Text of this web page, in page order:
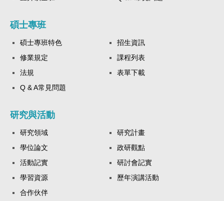
碩士專班
碩士專班特色
招生資訊
修業規定
課程列表
法規
表單下載
Q & A常見問題
研究與活動
研究領域
研究計畫
學位論文
政研觀點
活動記實
研討會記實
學習資源
歷年演講活動
合作伙伴